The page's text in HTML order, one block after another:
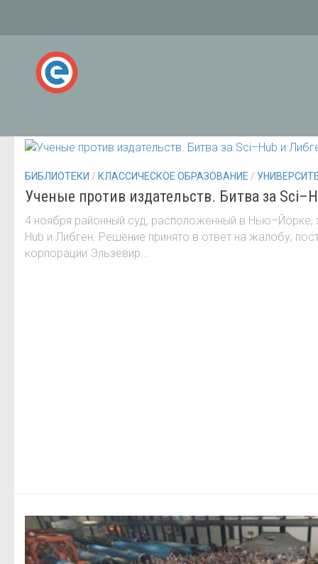
БИБЛИОТЕКИ / КЛАССИЧЕСКОЕ ОБРАЗОВАНИЕ /
Ученые против издательств. Битва за
4 ноября районный суд, расположенный в Нью–Йорке,
Hub и Либген. Решение принято в ответ на жалобу,
корпорации Эльзевир...